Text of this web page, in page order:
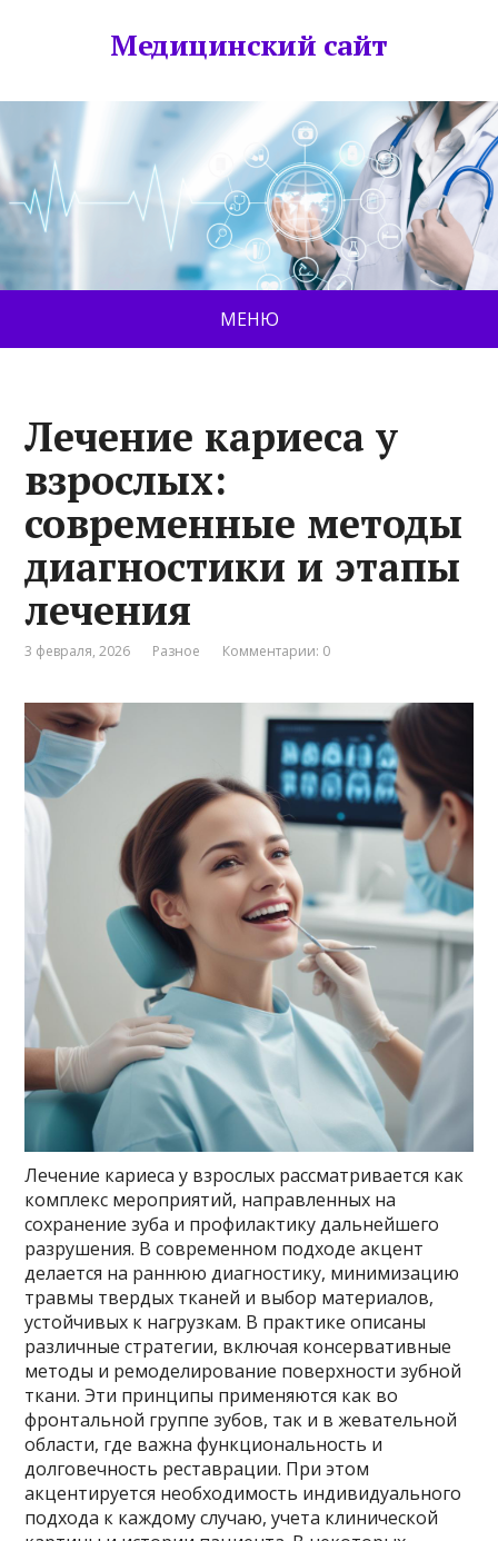
Медицинский сайт
МЕНЮ
Лечение кариеса у
взрослых:
современные методы
диагностики и этапы
лечения
3 февраля, 2026 Разное Комментарии: 0
Лечение кариеса у взрослых рассматривается как
комплекс мероприятий, направленных на
сохранение зуба и профилактику дальнейшего
разрушения. В современном подходе акцент
делается на раннюю диагностику, минимизацию
травмы твердых тканей и выбор материалов,
устойчивых к нагрузкам. В практике описаны
различные стратегии, включая консервативные
методы и ремоделирование поверхности зубной
ткани. Эти принципы применяются как во
фронтальной группе зубов, так и в жевательной
области, где важна функциональность и
долговечность реставрации. При этом
акцентируется необходимость индивидуального
подхода к каждому случаю, учета клинической